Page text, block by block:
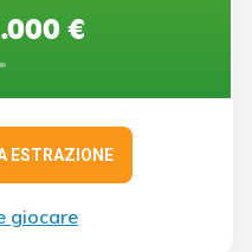
€
ESTRAZIONE
giocare